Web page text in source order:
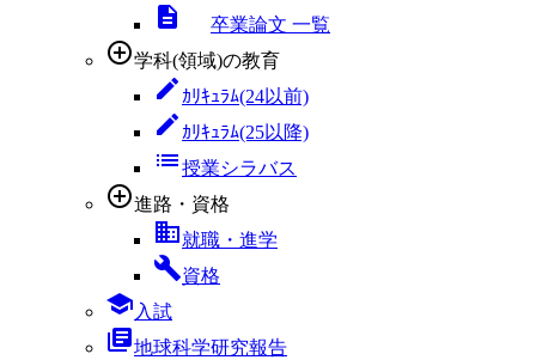
descriptions 卒業論文 一覧
add_circle_outline学科(領域)の教育
edit ｶﾘｷｭﾗﾑ(24以前)
edit ｶﾘｷｭﾗﾑ(25以降)
list授業シラバス
add_circle_outline進路・資格
business就職・進学
build資格
school 入試
library_books地球科学研究報告